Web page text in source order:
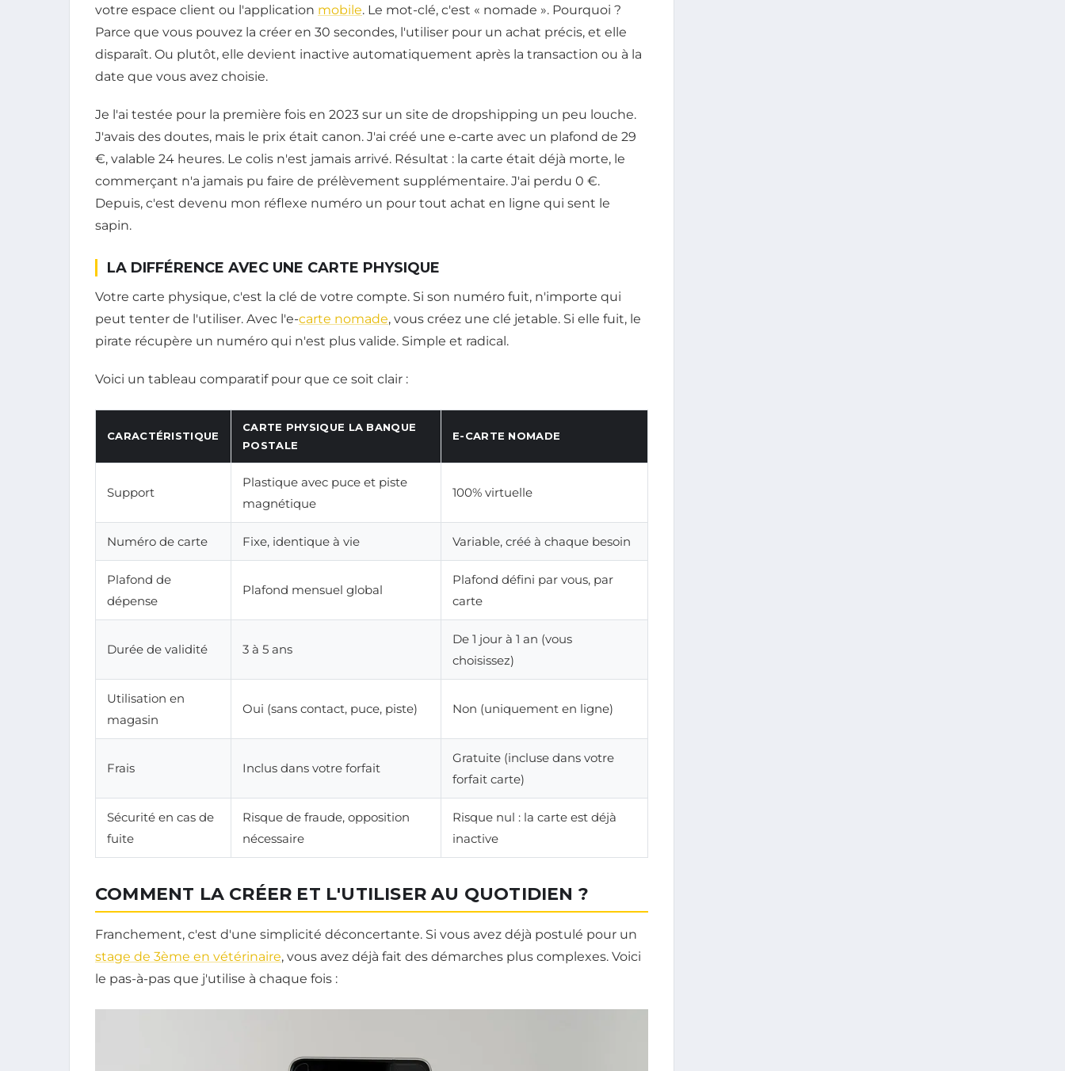
votre espace client ou l'application mobile. Le mot-clé, c'est « nomade ». Pourquoi ?
Parce que vous pouvez la créer en 30 secondes, l'utiliser pour un achat précis, et elle
disparaît. Ou plutôt, elle devient inactive automatiquement après la transaction ou à la
date que vous avez choisie.
Je l'ai testée pour la première fois en 2023 sur un site de dropshipping un peu louche.
J'avais des doutes, mais le prix était canon. J'ai créé une e-carte avec un plafond de 29
€, valable 24 heures. Le colis n'est jamais arrivé. Résultat : la carte était déjà morte, le
commerçant n'a jamais pu faire de prélèvement supplémentaire. J'ai perdu 0 €.
Depuis, c'est devenu mon réflexe numéro un pour tout achat en ligne qui sent le
sapin.
LA DIFFÉRENCE AVEC UNE CARTE PHYSIQUE
Votre carte physique, c'est la clé de votre compte. Si son numéro fuit, n'importe qui
peut tenter de l'utiliser. Avec l'e-carte nomade, vous créez une clé jetable. Si elle fuit, le
pirate récupère un numéro qui n'est plus valide. Simple et radical.
Voici un tableau comparatif pour que ce soit clair :
CARACTÉRISTIQUE
CARTE PHYSIQUE LA BANQUE
POSTALE
E-CARTE NOMADE
Support
Plastique avec puce et piste
magnétique
100% virtuelle
Numéro de carte Fixe, identique à vie Variable, créé à chaque besoin
Plafond de
dépense
Plafond mensuel global
Plafond défini par vous, par
carte
Durée de validité 3 à 5 ans
De 1 jour à 1 an (vous
choisissez)
Utilisation en
magasin
Oui (sans contact, puce, piste) Non (uniquement en ligne)
Frais Inclus dans votre forfait
Gratuite (incluse dans votre
forfait carte)
Sécurité en cas de
fuite
Risque de fraude, opposition
nécessaire
Risque nul : la carte est déjà
inactive
COMMENT LA CRÉER ET L'UTILISER AU QUOTIDIEN ?
Franchement, c'est d'une simplicité déconcertante. Si vous avez déjà postulé pour un
stage de 3ème en vétérinaire, vous avez déjà fait des démarches plus complexes. Voici
le pas-à-pas que j'utilise à chaque fois :